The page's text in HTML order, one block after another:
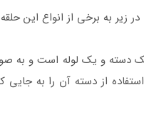
زیر به برخی از انواع این
دسته و یک لوله است و به
از دسته آن را به